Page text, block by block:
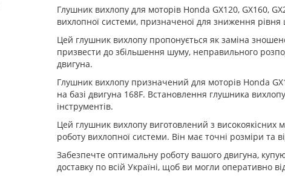
Глушник вихлопу для моторів Honda GX120, GX160,
вихлопної системи, призначеної для зниження
Цей глушник вихлопу пропонується як заміна
призвести до збільшення шуму, неправильного
двигуна.
Глушник вихлопу призначений для моторів Honda
на базі двигуна 168F. Встановлення глушника
інструментів.
Цей глушник вихлопу виготовлений з високоякісних
роботу вихлопної системи. Він має точні розміри та
Забезпечте оптимальну роботу вашого двигуна,
доставку по всій Україні, щоб ви могли оперативно